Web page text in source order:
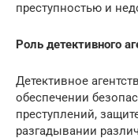
преступностью и
Роль детективного
Детективное
обеспечении
преступлений,
разгадывании